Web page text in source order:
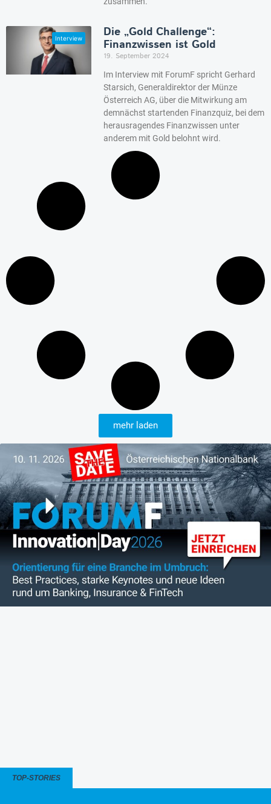
Die „Gold Challenge“:
Finanzwissen ist Gold
19. September 2024
Im Interview mit ForumF spricht Gerhard
Starsich, Generaldirektor der Münze
Österreich AG, über die Mitwirkung am
demnächst startenden Finanzquiz, bei dem
herausragendes Finanzwissen unter
anderem mit Gold belohnt wird.
mehr laden
TOP-STORIES